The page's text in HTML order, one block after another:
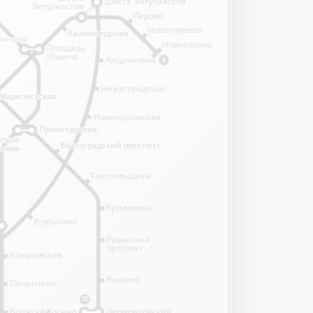
8
15
Андроновка
Нижегородская
Новохохловская
Угрешская
Текстильщики
Кузьминки
Рязанский
проспект
Выхино
Лермонтовский
Кожуховская
Печатники
Волжская
Перово
Новогиреево
Новокосино
Площадь
Ильича
Пролетарская
Пролетарская
Волгоградский проспект
Волгоградский проспект
Авиамоторная
Авиамоторная
Энтузиастов
Косино